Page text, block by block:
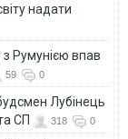
надати
з Румунією впав
59 0
Лубінець
СП
318 0